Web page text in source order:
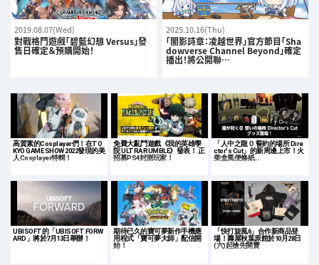
2019.08.07(Wed)
對戰格鬥遊戲「碧藍幻想 Versus」發
售日確定＆預購開始！
2025.10.16(Thu)
「闇影詩章：凌越世界」官方節目「Sha
dowverse Channel Beyond」確定
播出！將公開聯…
高質素的Cosplayer們！在TO
KYO GAME SHOW 2022發現的美
人Cosplayer特輯！
免費大亂鬥遊戲《我的英雄學
院 ULTRA RUMBLE》發表！ 正
招募PS4封測玩家！
「人中之龍０ 誓約的場所 Dire
ctor's Cut」的新周邊上市！火
柴盒風便條紙…
UBISOFT的「UBISOFT FORW
ARD」將於7月13日舉辦！
期待已久的寶可夢新作手機應
用程式「寶可夢大師」配信開
始！
「快打旋風6」合作新商品登
場！壽屋秋葉原館於10月28日
(六)起搶先開賣